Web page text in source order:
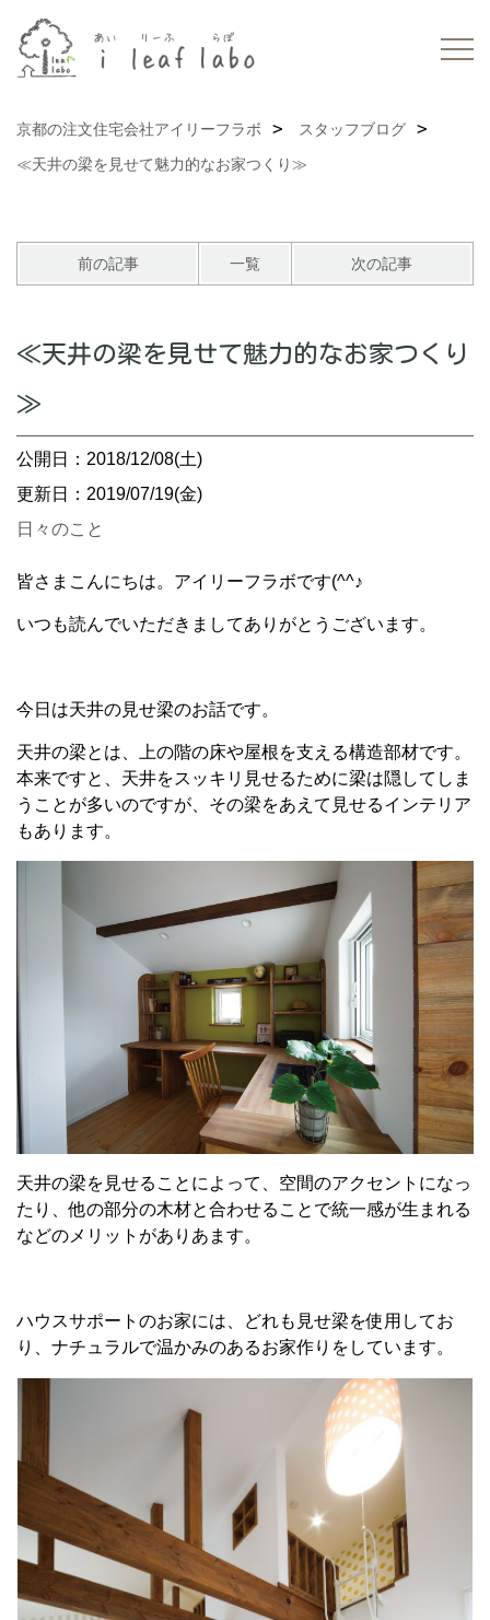
京都の注文住宅会社アイリーフラボ
スタッフブログ
≪天井の梁を見せて魅力的なお家つくり≫
前の記事 一覧 次の記事
≪天井の梁を見せて魅力的なお家つくり
≫
公開日：2018/12/08(土)
更新日：2019/07/19(金)
日々のこと
皆さまこんにちは。アイリーフラボです(^^♪
いつも読んでいただきましてありがとうございます。
今日は天井の見せ梁のお話です。
天井の梁とは、上の階の床や屋根を支える構造部材です。
本来ですと、天井をスッキリ見せるために梁は隠してしま
うことが多いのですが、その梁をあえて見せるインテリア
もあります。
天井の梁を見せることによって、空間のアクセントになっ
たり、他の部分の木材と合わせることで統一感が生まれる
などのメリットがありあます。
ハウスサポートのお家には、どれも見せ梁を使用してお
り、ナチュラルで温かみのあるお家作りをしています。